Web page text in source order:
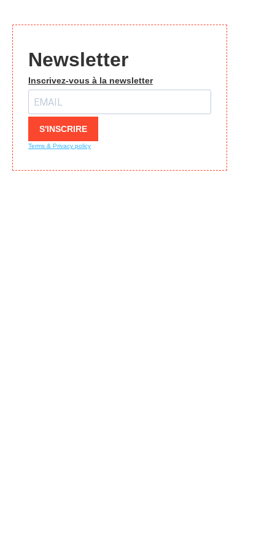
Newsletter
Inscrivez-vous à la newsletter
S'INSCRIRE
Terms & Privacy policy